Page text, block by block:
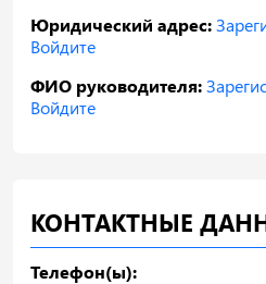
Юридический адрес:
Войдите
ФИО руководителя:
Войдите
КОНТАКТНЫЕ
Телефон(ы):